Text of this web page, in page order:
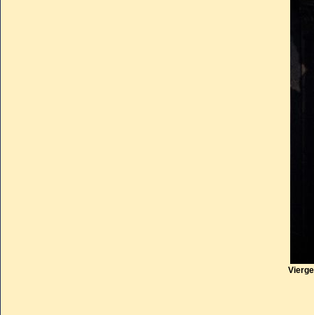
La Révolution profana les
adhérente aux ossements.